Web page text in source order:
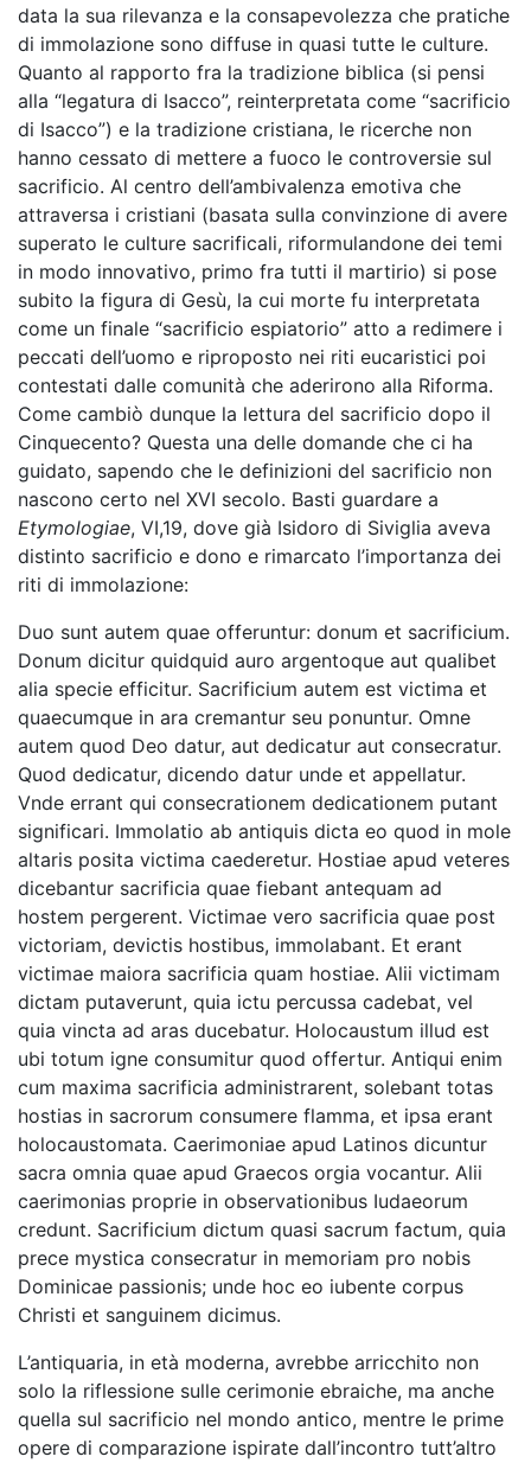
data la sua rilevanza e la consapevolezza che pratiche
di immolazione sono diffuse in quasi tutte le culture.
Quanto al rapporto fra la tradizione biblica (si pensi
alla “legatura di Isacco”, reinterpretata come “sacrificio
di Isacco”) e la tradizione cristiana, le ricerche non
hanno cessato di mettere a fuoco le controversie sul
sacrificio. Al centro dell’ambivalenza emotiva che
attraversa i cristiani (basata sulla convinzione di avere
superato le culture sacrificali, riformulandone dei temi
in modo innovativo, primo fra tutti il martirio) si pose
subito la figura di Gesù, la cui morte fu interpretata
come un finale “sacrificio espiatorio” atto a redimere i
peccati dell’uomo e riproposto nei riti eucaristici poi
contestati dalle comunità che aderirono alla Riforma.
Come cambiò dunque la lettura del sacrificio dopo il
Cinquecento? Questa una delle domande che ci ha
guidato, sapendo che le definizioni del sacrificio non
nascono certo nel XVI secolo. Basti guardare a
Etymologiae, VI,19, dove già Isidoro di Siviglia aveva
distinto sacrificio e dono e rimarcato l’importanza dei
riti di immolazione:
Duo sunt autem quae offeruntur: donum et sacrificium.
Donum dicitur quidquid auro argentoque aut qualibet
alia specie efficitur. Sacrificium autem est victima et
quaecumque in ara cremantur seu ponuntur. Omne
autem quod Deo datur, aut dedicatur aut consecratur.
Quod dedicatur, dicendo datur unde et appellatur.
Vnde errant qui consecrationem dedicationem putant
significari. Immolatio ab antiquis dicta eo quod in mole
altaris posita victima caederetur. Hostiae apud veteres
dicebantur sacrificia quae fiebant antequam ad
hostem pergerent. Victimae vero sacrificia quae post
victoriam, devictis hostibus, immolabant. Et erant
victimae maiora sacrificia quam hostiae. Alii victimam
dictam putaverunt, quia ictu percussa cadebat, vel
quia vincta ad aras ducebatur. Holocaustum illud est
ubi totum igne consumitur quod offertur. Antiqui enim
cum maxima sacrificia administrarent, solebant totas
hostias in sacrorum consumere flamma, et ipsa erant
holocaustomata. Caerimoniae apud Latinos dicuntur
sacra omnia quae apud Graecos orgia vocantur. Alii
caerimonias proprie in observationibus Iudaeorum
credunt. Sacrificium dictum quasi sacrum factum, quia
prece mystica consecratur in memoriam pro nobis
Dominicae passionis; unde hoc eo iubente corpus
Christi et sanguinem dicimus.
L’antiquaria, in età moderna, avrebbe arricchito non
solo la riflessione sulle cerimonie ebraiche, ma anche
quella sul sacrificio nel mondo antico, mentre le prime
opere di comparazione ispirate dall’incontro tutt’altro